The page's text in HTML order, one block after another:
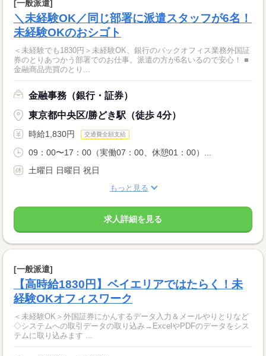
[一般派遣]
＼未経験OK／同じ部署に派遣スタッフが6名！
未経験OKのおシゴト
＜未経験でも1830円＞未経験OK、銀行のバックオフィス業務外国証
券のとりあつかう部署でのお仕事。派遣の方が6名いるので安心！ ■
金融商品売買のとり...
金融事務（銀行・証券）
東京都中央区/勝どき駅（徒歩 4分）
時給1,830円 交通費全額支給
09：00〜17：00（実働07：00、休憩01：00）...
土曜日 日曜日 祝日
もっと見る
求人詳細を見る
[一般派遣]
【高時給1830円】ベイエリアではたらく！未
経験OKオフィスワーク
＜未経験OK＞外国証券にかんするデータ入力＆メールやりとりなど
◇システムへの取引データの取り込み→ExcelやPDFのデータをシス
テムに取り込みます ...